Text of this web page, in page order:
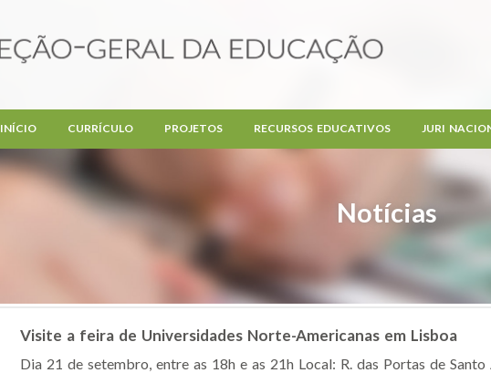
Notícias
INÍCIO CURRÍCULO PROJETOS RECURSOS EDUCATIVOS JURI
Visite a feira de Universidades Norte-Americanas em Lisboa
Dia 21 de setembro, entre as 18h e as 21h Local: R. das Portas de